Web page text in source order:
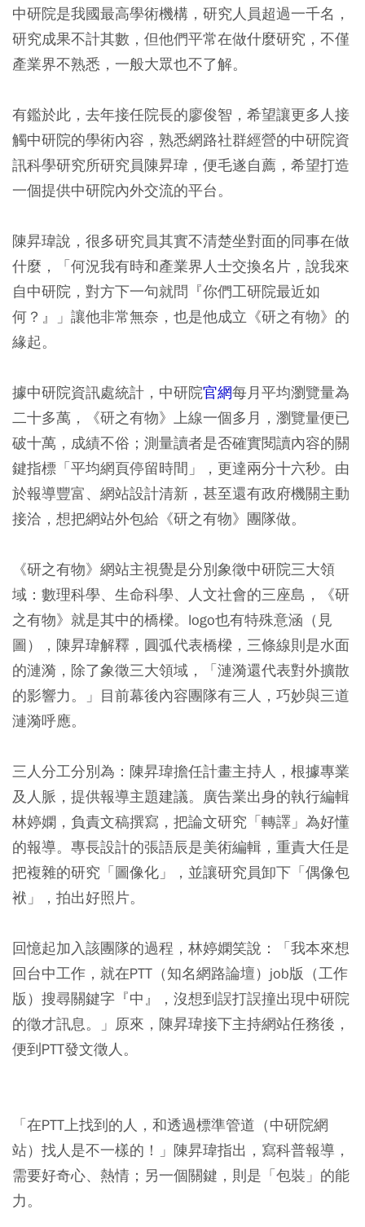
中研院是我國最高學術機構，研究人員超過一千名，
研究成果不計其數，但他們平常在做什麼研究，不僅
產業界不熟悉，一般大眾也不了解。
有鑑於此，去年接任院長的廖俊智，希望讓更多人接
觸中研院的學術內容，熟悉網路社群經營的中研院資
訊科學研究所研究員陳昇瑋，便毛遂自薦，希望打造
一個提供中研院內外交流的平台。
陳昇瑋說，很多研究員其實不清楚坐對面的同事在做
什麼，「何況我有時和產業界人士交換名片，說我來
自中研院，對方下一句就問『你們工研院最近如
何？』」讓他非常無奈，也是他成立《研之有物》的
緣起。
據中研院資訊處統計，中研院官網每月平均瀏覽量為
二十多萬，《研之有物》上線一個多月，瀏覽量便已
破十萬，成績不俗；測量讀者是否確實閱讀內容的關
鍵指標「平均網頁停留時間」，更達兩分十六秒。由
於報導豐富、網站設計清新，甚至還有政府機關主動
接洽，想把網站外包給《研之有物》團隊做。
《研之有物》網站主視覺是分別象徵中研院三大領
域：數理科學、生命科學、人文社會的三座島，《研
之有物》就是其中的橋樑。logo也有特殊意涵（見
圖），陳昇瑋解釋，圓弧代表橋樑，三條線則是水面
的漣漪，除了象徵三大領域，「漣漪還代表對外擴散
的影響力。」目前幕後內容團隊有三人，巧妙與三道
漣漪呼應。
三人分工分別為：陳昇瑋擔任計畫主持人，根據專業
及人脈，提供報導主題建議。廣告業出身的執行編輯
林婷嫻，負責文稿撰寫，把論文研究「轉譯」為好懂
的報導。專長設計的張語辰是美術編輯，重責大任是
把複雜的研究「圖像化」，並讓研究員卸下「偶像包
袱」，拍出好照片。
回憶起加入該團隊的過程，林婷嫻笑說：「我本來想
回台中工作，就在PTT（知名網路論壇）job版（工作
版）搜尋關鍵字『中』，沒想到誤打誤撞出現中研院
的徵才訊息。」原來，陳昇瑋接下主持網站任務後，
便到PTT發文徵人。
「在PTT上找到的人，和透過標準管道（中研院網
站）找人是不一樣的！」陳昇瑋指出，寫科普報導，
需要好奇心、熱情；另一個關鍵，則是「包裝」的能
力。